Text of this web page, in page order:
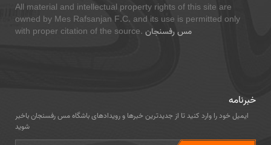
All material and intellectual property rights of this site are
owned by Mes Rafsanjan F.C. and its use is permitted only
with proper citation of the source. مس رفسنجان
خبرنامه
ایمیل خود را وارد کنید تا از جدیدترین خبرها و رویدادهای باشگاه مس رفسنجان باخبر
شوید